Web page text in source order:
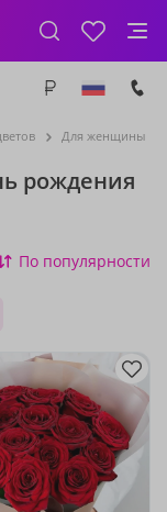
Для женщины
рождения
По популярности